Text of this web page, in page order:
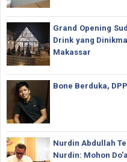
Grand Opening
Drink yang
Makassar
Bone Berduka,
Nurdin Abdullah
Nurdin: Mohon